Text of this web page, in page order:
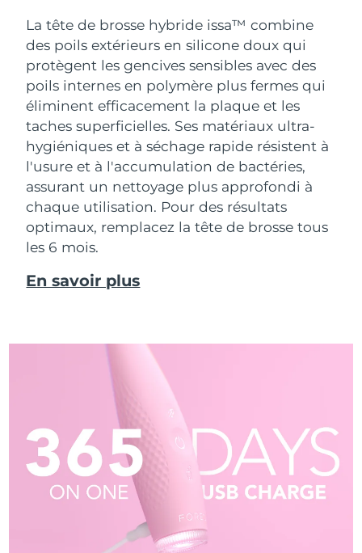
La tête de brosse hybride issa™ combine
des poils extérieurs en silicone doux qui
protègent les gencives sensibles avec des
poils internes en polymère plus fermes qui
éliminent efficacement la plaque et les
taches superficielles. Ses matériaux ultra-
hygiéniques et à séchage rapide résistent à
l'usure et à l'accumulation de bactéries,
assurant un nettoyage plus approfondi à
chaque utilisation. Pour des résultats
optimaux, remplacez la tête de brosse tous
les 6 mois.
En savoir plus